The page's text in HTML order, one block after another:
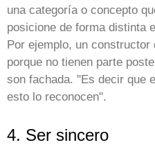
una categoría o concepto
posicione de forma distinta
Por ejemplo, un
porque no tienen parte
son fachada. "Es decir que
esto lo reconocen".
4. Ser sincero